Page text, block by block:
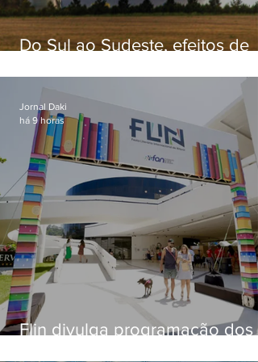
Do Sul ao Sudeste, efeitos de
apreensão na população
Flin divulga programação dos
Jornal Daki
há 9 horas